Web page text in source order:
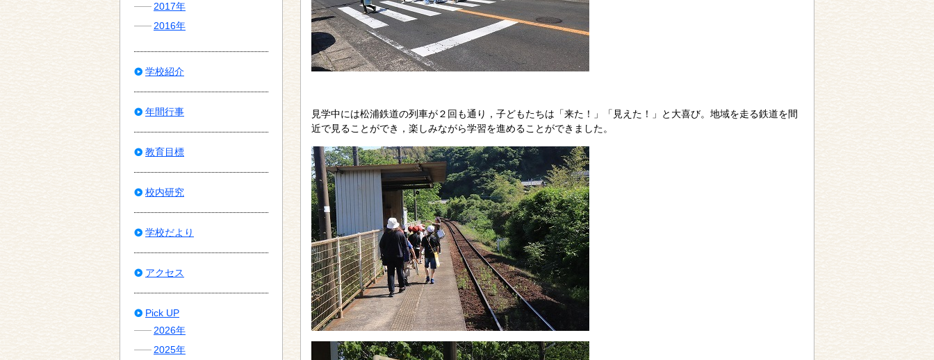
見学中には松浦鉄道の列車が２回も通り，子どもたちは「来た！」「見えた！」と大喜び。地域を走る鉄道を間
近で見ることができ，楽しみながら学習を進めることができました。
2017年
2016年
学校紹介
年間行事
教育目標
校内研究
学校だより
アクセス
Pick UP
2026年
2025年